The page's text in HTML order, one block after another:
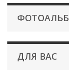
ДЛЯ ВАС